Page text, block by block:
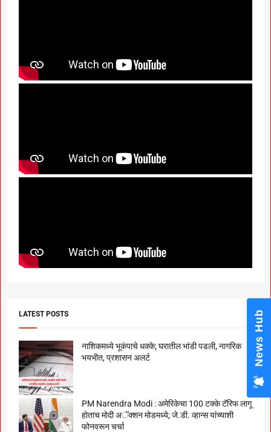
LATEST POSTS
नाशिकमध्ये भूकंपाचे धक्के; घरातील भांडी पडली, नागरिक
भयभीत, प्रशासन अलर्ट
PM Narendra Modi : अमेरिकेचा 100 टक्के टॅरिफ लागू
होताच मोदी अॅक्शन मोडमध्ये; जे.डी. व्हान्स यांच्याशी
फोनवरून चर्चा
News Hub